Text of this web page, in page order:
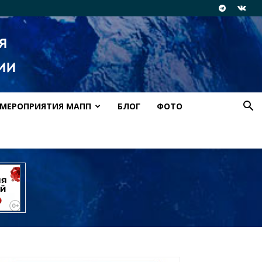
МЕРОПРИЯТИЯ МАПП БЛОГ ФОТО